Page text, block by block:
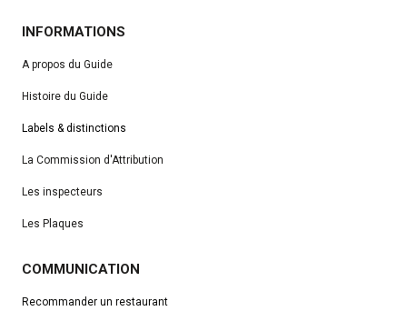
INFORMATIONS
A propos du Guide
Histoire du Guide
Labels & distinctions
La Commission d'Attribution
Les inspecteurs
Les Plaques
COMMUNICATION
Recommander un restaurant